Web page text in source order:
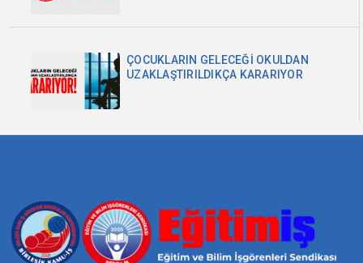
ÇOCUKLARIN GELECEĞİ OKULDAN
UZAKLAŞTIRILDIKÇA KARARIYOR